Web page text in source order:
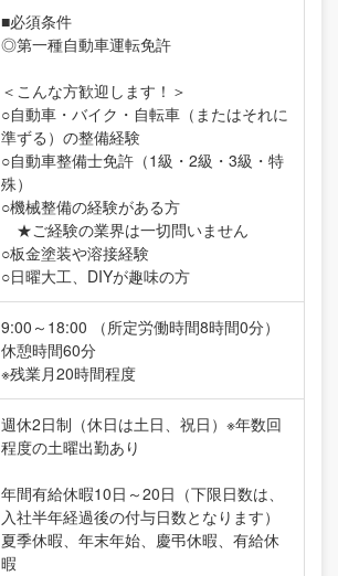
■必須条件
◎第一種自動車運転免許
＜こんな方歓迎します！＞
○自動車・バイク・自転車（またはそれに
準ずる）の整備経験
○自動車整備士免許（1級・2級・3級・特
殊）
○機械整備の経験がある方
★ご経験の業界は一切問いません
○板金塗装や溶接経験
○日曜大工、DIYが趣味の方
9:00～18:00 （所定労働時間8時間0分）
休憩時間60分
※残業月20時間程度
週休2日制（休日は土日、祝日）※年数回
程度の土曜出勤あり
年間有給休暇10日～20日（下限日数は、
入社半年経過後の付与日数となります）
夏季休暇、年末年始、慶弔休暇、有給休
暇